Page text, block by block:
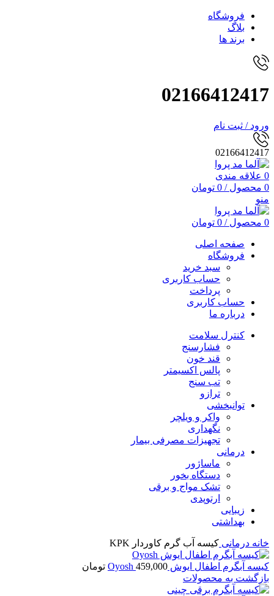
فروشگاه
بلاگ
برند ها
02166412417
ورود / ثبت نام
02166412417
0 علاقه مندی
0 محصول /
0 تومان
منو
0 محصول /
0 تومان
صفحه اصلی
فروشگاه
سبد خرید
حساب کاربری
پرداخت
حساب کاربری
درباره ما
کنترل سلامت
فشارسنج
قند خون
پالس اکسیمتر
تب سنج
ترازو
توانبخشی
واکر و ویلچر
نگهداری
تجهیزات مصرفی بیمار
درمانی
ماساژور
دستگاه بخور
تشک مواج و برقی
ارتوپدی
زیبایی
بهداشتی
خانه درمانی کیسه آب گرم کاوردار KPK
کیسه آبگرم اطفال ایوش Oyosh 459,000
تومان
بازگشت به محصولات